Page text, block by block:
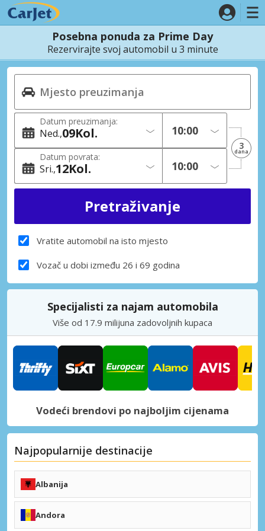
Posebna ponuda za Prime Day
Rezervirajte svoj automobil u 3 minute
Datum preuzimanja:
Ned. 09Kol.
Datum povrata:
Sri. 12Kol.
3
dana
Vratite automobil na isto mjesto
Vozač u dobi između 26 i 69 godina
Specijalisti za najam automobila
Više od 17.9 milijuna zadovoljnih kupaca
Vodeći brendovi po najboljim cijenama
Najpopularnije destinacije
Albanija
Tirana (TIA)
Kukës (KFZ)
Andora